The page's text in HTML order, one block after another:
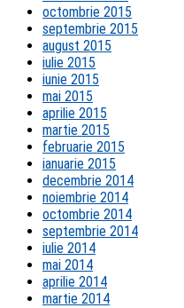
octombrie 2015
septembrie 2015
august 2015
iulie 2015
iunie 2015
mai 2015
aprilie 2015
martie 2015
februarie 2015
ianuarie 2015
decembrie 2014
noiembrie 2014
octombrie 2014
septembrie 2014
iulie 2014
mai 2014
aprilie 2014
martie 2014